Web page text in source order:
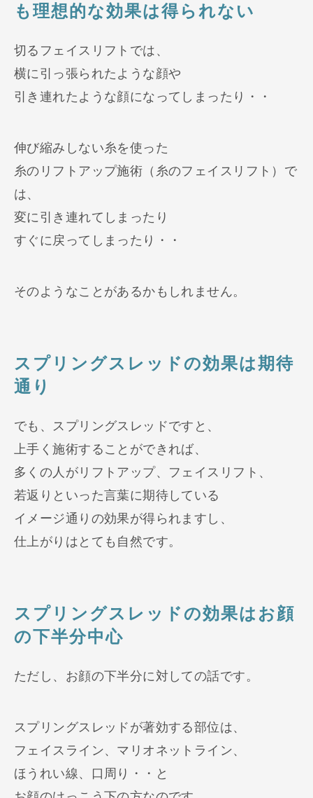
も理想的な効果は得られない
切るフェイスリフトでは、
横に引っ張られたような顔や
引き連れたような顔になってしまったり・・
伸び縮みしない糸を使った
糸のリフトアップ施術（糸のフェイスリフト）で
は、
変に引き連れてしまったり
すぐに戻ってしまったり・・
そのようなことがあるかもしれません。
スプリングスレッドの効果は期待
通り
でも、スプリングスレッドですと、
上手く施術することができれば、
多くの人がリフトアップ、フェイスリフト、
若返りといった言葉に期待している
イメージ通りの効果が得られますし、
仕上がりはとても自然です。
スプリングスレッドの効果はお顔
の下半分中心
ただし、お顔の下半分に対しての話です。
スプリングスレッドが著効する部位は、
フェイスライン、マリオネットライン、
ほうれい線、口周り・・と